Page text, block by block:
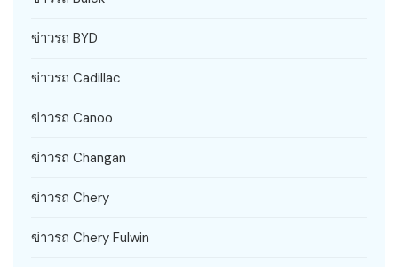
ข่าวรถ BYD
ข่าวรถ Cadillac
ข่าวรถ Canoo
ข่าวรถ Changan
ข่าวรถ Chery
ข่าวรถ Chery Fulwin